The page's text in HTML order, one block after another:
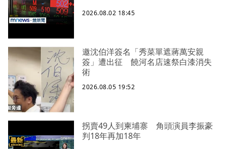
2026.08.02 18:45
邀沈伯洋簽名「秀菜單遮蔣萬安親
簽」遭出征 饒河名店速祭白漆消失
術
2026.08.05 19:52
拐賣49人到柬埔寨 角頭演員李振豪
判18年再加18年